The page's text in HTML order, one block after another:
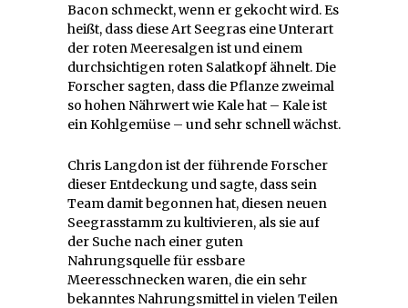
Bacon schmeckt, wenn er gekocht wird. Es
heißt, dass diese Art Seegras eine Unterart
der roten Meeresalgen ist und einem
durchsichtigen roten Salatkopf ähnelt. Die
Forscher sagten, dass die Pflanze zweimal
so hohen Nährwert wie Kale hat – Kale ist
ein Kohlgemüse – und sehr schnell wächst.
Chris Langdon ist der führende Forscher
dieser Entdeckung und sagte, dass sein
Team damit begonnen hat, diesen neuen
Seegrasstamm zu kultivieren, als sie auf
der Suche nach einer guten
Nahrungsquelle für essbare
Meeresschnecken waren, die ein sehr
bekanntes Nahrungsmittel in vielen Teilen